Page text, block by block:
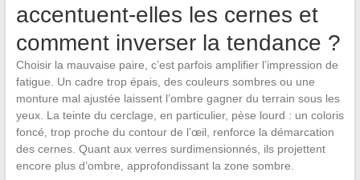
accentuent-elles les cernes et
comment inverser la tendance ?
Choisir la mauvaise paire, c’est parfois amplifier l’impression de
fatigue. Un cadre trop épais, des couleurs sombres ou une
monture mal ajustée laissent l’ombre gagner du terrain sous les
yeux. La teinte du cerclage, en particulier, pèse lourd : un coloris
foncé, trop proche du contour de l’œil, renforce la démarcation
des cernes. Quant aux verres surdimensionnés, ils projettent
encore plus d’ombre, approfondissant la zone sombre.